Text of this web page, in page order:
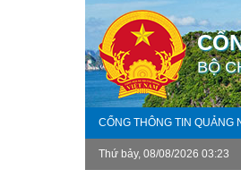
BỘ
CỔNG THÔNG TIN QUẢNG
Thứ bảy, 08/08/2026 03:23